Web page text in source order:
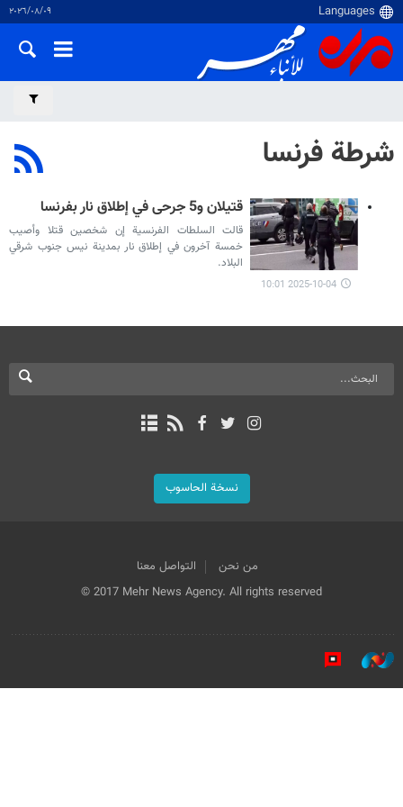
٠٩‏/٠٨‏/٢٠٢٦
شرطة فرنسا
قتيلان و5 جرحى في إطلاق نار بفرنسا
قالت السلطات الفرنسية إن شخصين قتلا وأصيب
خمسة آخرون في إطلاق نار بمدينة نيس جنوب شرقي
البلاد.
2025-10-04 10:01
نسخة الحاسوب
من نحن
التواصل معنا
© 2017 Mehr News Agency. All rights reserved